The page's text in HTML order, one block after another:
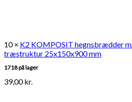
10 × K2 KOMPOSIT hegnsbrædder
træstruktur 25x150x900 mm
1718 på lager
39,00kr.